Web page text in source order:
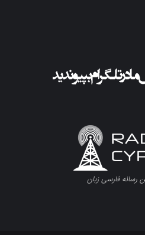
رسانه فارسی زبان